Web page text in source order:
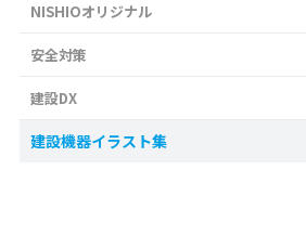
NISHIOオリジナル
安全対策
建設DX
建設機器イラスト集